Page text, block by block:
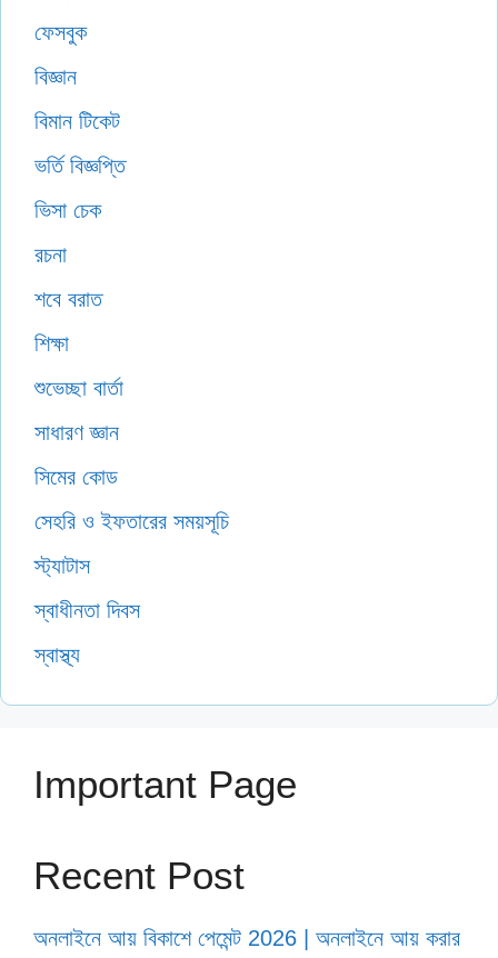
ফেসবুক
বিজ্ঞান
বিমান টিকেট
ভর্তি বিজ্ঞপ্তি
ভিসা চেক
রচনা
শবে বরাত
শিক্ষা
শুভেচ্ছা বার্তা
সাধারণ জ্ঞান
সিমের কোড
সেহরি ও ইফতারের সময়সূচি
স্ট্যাটাস
স্বাধীনতা দিবস
স্বাস্থ্য
Important Page
Recent Post
অনলাইনে আয় বিকাশে পেমেন্ট 2026 | অনলাইনে আয় করার